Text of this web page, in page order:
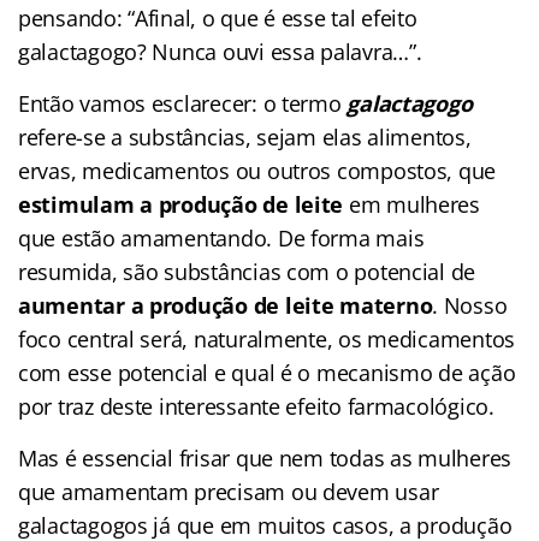
pensando: “Afinal, o que é esse tal efeito
galactagogo? Nunca ouvi essa palavra…”.
Então vamos esclarecer: o termo galactagogo
refere-se a substâncias, sejam elas alimentos,
ervas, medicamentos ou outros compostos, que
estimulam a produção de leite em mulheres
que estão amamentando. De forma mais
resumida, são substâncias com o potencial de
aumentar a produção de leite materno. Nosso
foco central será, naturalmente, os medicamentos
com esse potencial e qual é o mecanismo de ação
por traz deste interessante efeito farmacológico.
Mas é essencial frisar que nem todas as mulheres
que amamentam precisam ou devem usar
galactagogos já que em muitos casos, a produção